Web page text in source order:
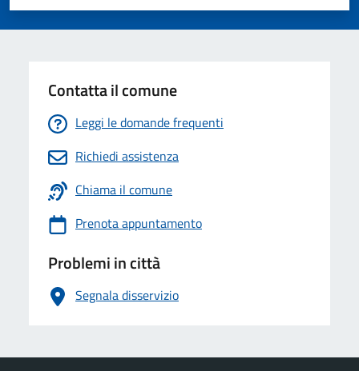
Valuta 5 stelle su 5
Valuta 4 stelle su 5
Valuta 3 stelle su 5
Valuta 2 stelle su 5
Valuta 1 stelle su 5
Contatta il comune
Leggi le domande frequenti
Richiedi assistenza
Chiama il comune
Prenota appuntamento
Problemi in città
Segnala disservizio